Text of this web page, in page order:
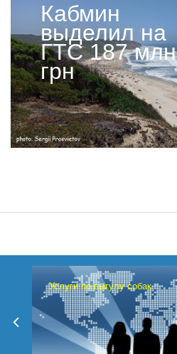
Кабмин
выделил на
ГТС 187 млн
грн
Услуги по выгулу собак